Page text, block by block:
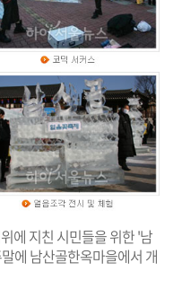
기 기
에 지친 시민들을 위한 '남
에 남산골한옥마을에서 개